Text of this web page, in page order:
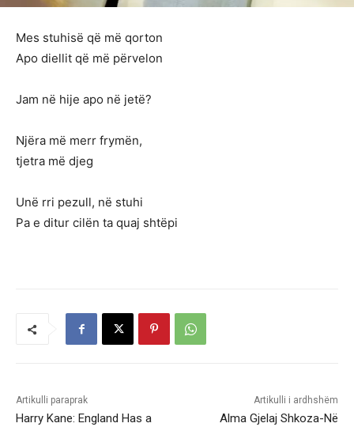
Mes stuhisë që më qorton
Apo diellit që më përvelon
Jam në hije apo në jetë?
Njëra më merr frymën,
tjetra më djeg
Unë rri pezull, në stuhi
Pa e ditur cilën ta quaj shtëpi
Artikulli paraprak
Harry Kane: England Has a
Artikulli i ardhshëm
Alma Gjelaj Shkoza-Në